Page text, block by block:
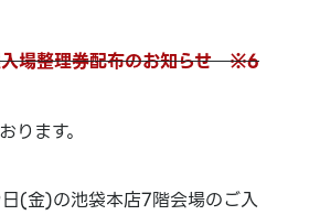
場整理券配布のお知らせ ※6
ます。
(金)の池袋本店7階会場のご入